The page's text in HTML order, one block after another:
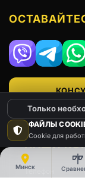
Минск
Viber Telegram
НАШИ
Телефон
ФАЙЛЫ
Cookie для
Только